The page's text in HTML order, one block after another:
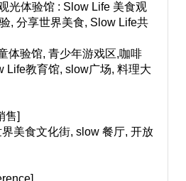
光体验馆 : Slow Life 美食观
, 分享世界美食, Slow Life共
体验馆, 青少年游戏区,咖啡
Life教育馆, slow广场, 料理大
售]
美食文化街, slow 餐厅, 开放